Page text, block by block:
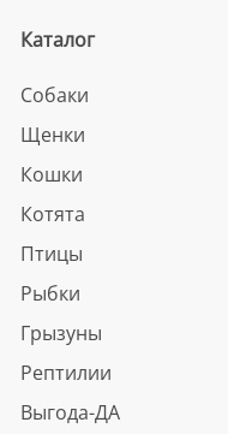
Каталог
Собаки
Щенки
Кошки
Котята
Птицы
Рыбки
Грызуны
Рептилии
Выгода-ДА